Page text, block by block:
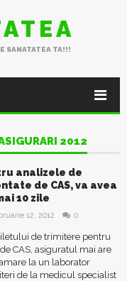
SANATATEA TA!!!
2012
analizele de
de CAS, va avea
10 zile
12, 2012 0
de trimitere pentru
CAS, asiguratul mai are
la un laborator
de la medicul specialist